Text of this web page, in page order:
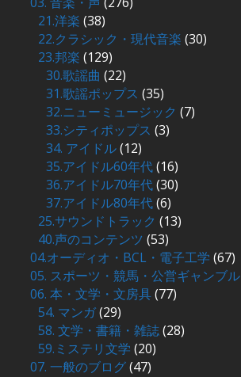
21.洋楽 (38)
22.クラシック・現代音楽 (30)
23.邦楽 (129)
30.歌謡曲 (22)
31.歌謡ポップス (35)
32.ニューミュージック (7)
33.シティポップス (3)
34. アイドル(12)
35.アイドル60年代(16)
36.アイドル70年代(30)
37.アイドル80年代(6)
25.サウンドトラック (13)
40.声のコンテンツ (53)
04.オーディオ・BCL・電子工学 (67)
05. スポーツ・競馬・公営ギャンブル
06. 本・文学・文房具(77)
54. マンガ(29)
58. 文学・書籍・雑誌(28)
59.ミステリ文学 (20)
07. 一般のブログ(47)